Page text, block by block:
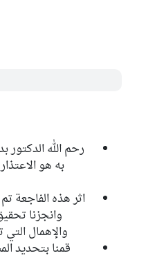
رحم الله الدكتور
به هو
اثر هذه
وانجزنا
والإهمال
قمنا بتحديد